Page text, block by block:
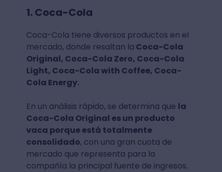
1. Coca-Cola
Coca-Cola tiene diversos productos en el
mercado, donde resaltan la Coca-Cola
Original, Coca-Cola Zero, Coca-Cola
Light, Coca-Cola with Coffee, Coca-
Cola Energy.
En un análisis rápido, se determina que la
Coca-Cola Original es un producto
vaca porque está totalmente
consolidado, con una gran cuota de
mercado que representa para la
compañía la principal fuente de ingresos.